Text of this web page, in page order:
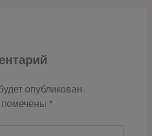
опубликован.
*